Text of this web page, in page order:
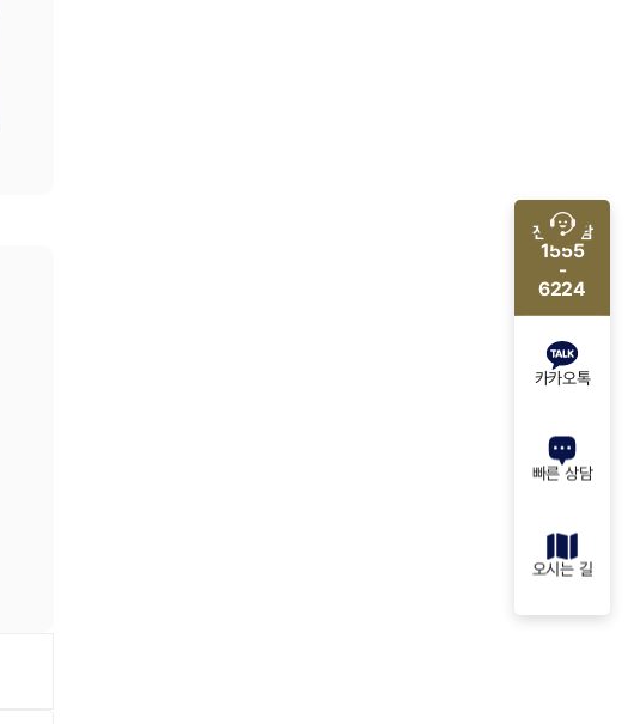
전화 상담
1555
-
6224
카카오톡
빠른 상담
오시는 길